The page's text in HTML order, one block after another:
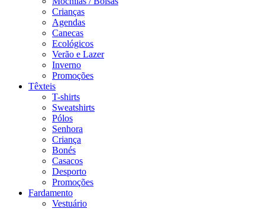
Crianças
Agendas
Canecas
Ecológicos
Verão e Lazer
Inverno
Promoções
Têxteis
T-shirts
Sweatshirts
Pólos
Senhora
Criança
Bonés
Casacos
Desporto
Promoções
Fardamento
Vestuário